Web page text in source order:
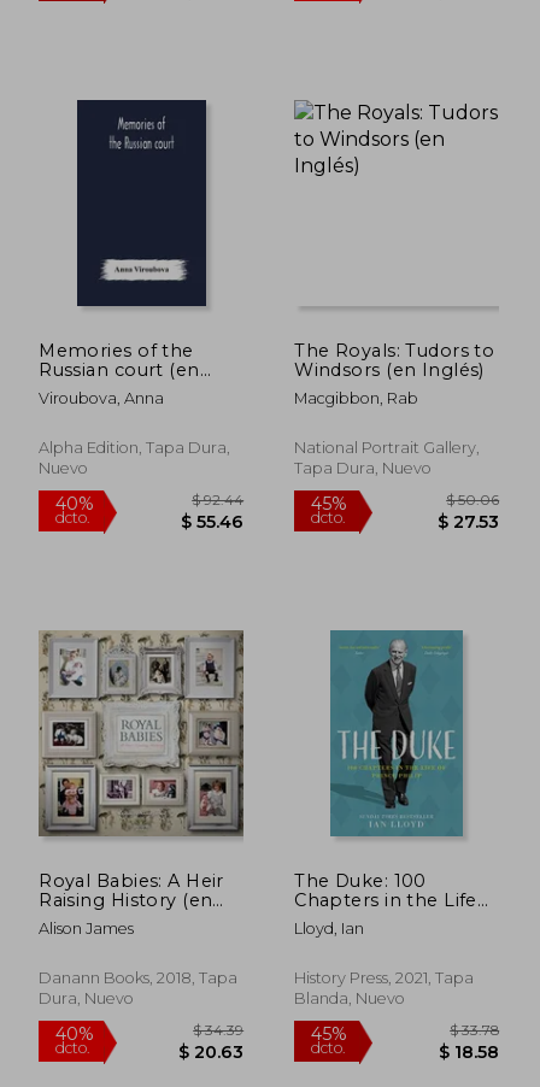
dcto. $ 26.11 dcto.
Memories of the
Russian court (en
Inglés)
Viroubova, Anna
Alpha Edition, Tapa Dura,
Nuevo
The Royals: Tudors to
Windsors (en Inglés)
Macgibbon, Rab
National Portrait Gallery,
Tapa Dura, Nuevo
Royal Babies: A Heir
Raising History (en
Inglés)
Alison James
Danann Books, 2018, Tapa
Dura, Nuevo
The Duke: 100
Chapters in the Life
of Prince Philip (en
Inglés)
Lloyd, Ian
History Press, 2021, Tapa
Blanda, Nuevo